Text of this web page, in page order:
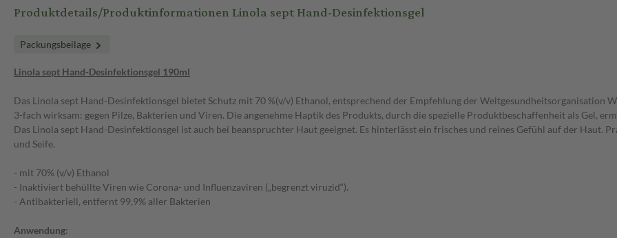
Produktdetails/Produktinformationen Linola sept Hand-Desinfektionsgel
Packungsbeilage
Linola sept Hand-Desinfektionsgel 190ml
Das Linola sept Hand-Desinfektionsgel bietet Schutz mit 70 %(v/v) Ethanol, entsprechend der Empfehlung der Weltgesundheitsorganisation
3-fach wirksam: gegen Pilze, Bakterien und Viren. Die angenehme Haptik des Produkts, durch die spezielle Produktbeschaffenheit als Gel,
Das Linola sept Hand-Desinfektionsgel ist auch bei beanspruchter Haut geeignet. Es hinterlässt ein frisches und reines Gefühl auf der Haut.
und Seife.
- mit 70% (v/v) Ethanol
- Inaktiviert behüllte Viren wie Corona- und Influenzaviren („begrenzt viruzid“).
- Antibakteriell, entfernt 99,9% aller Bakterien
Anwendung: